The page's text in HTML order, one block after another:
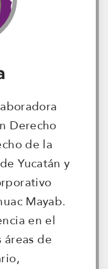
Derecho
de la
Yucatán y
Mayab.
en el
de